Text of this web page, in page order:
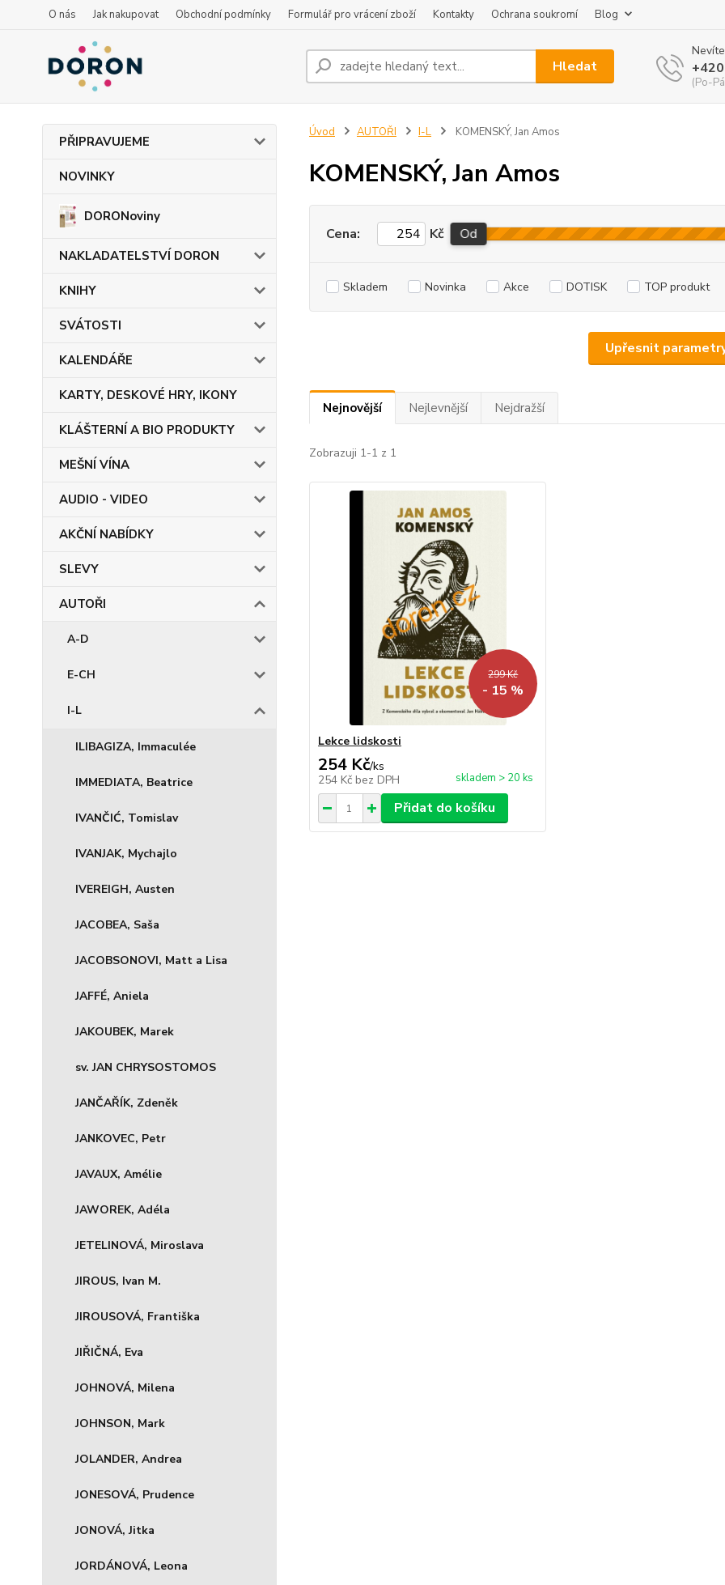
O nás Jak nakupovat Obchodní podmínky Formulář pro vrácení zboží Kontakty Ochrana soukromí Blog
Hledat
(Po-
PŘIPRAVUJEME
NOVINKY
DORONoviny
NAKLADATELSTVÍ DORON
KNIHY
SVÁTOSTI
KALENDÁŘE
KARTY, DESKOVÉ HRY, IKONY
KLÁŠTERNÍ A BIO PRODUKTY
MEŠNÍ VÍNA
AUDIO - VIDEO
AKČNÍ NABÍDKY
SLEVY
AUTOŘI
A-D
E-CH
I-L
ILIBAGIZA, Immaculée
IMMEDIATA, Beatrice
IVANČIĆ, Tomislav
IVANJAK, Mychajlo
IVEREIGH, Austen
JACOBEA, Saša
JACOBSONOVI, Matt a Lisa
JAFFÉ, Aniela
JAKOUBEK, Marek
sv. JAN CHRYSOSTOMOS
JANČAŘÍK, Zdeněk
JANKOVEC, Petr
JAVAUX, Amélie
JAWOREK, Adéla
JETELINOVÁ, Miroslava
JIROUS, Ivan M.
JIROUSOVÁ, Františka
JIŘIČNÁ, Eva
JOHNOVÁ, Milena
JOHNSON, Mark
JOLANDER, Andrea
JONESOVÁ, Prudence
JONOVÁ, Jitka
JORDÁNOVÁ, Leona
Úvod AUTOŘI I-L KOMENSKÝ, Jan Amos
KOMENSKÝ, Jan Amos
Upřesnit
Cena: Kč Od
Skladem Novinka Akce DOTISK TOP produkt
Nejnovější Nejlevnější Nejdražší
Zobrazuji 1-1 z 1
299 Kč
- 15 %
Lekce lidskosti
254 Kč/ks
254 Kč bez DPH skladem > 20 ks
Přidat do košíku